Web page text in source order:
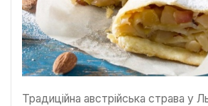
Традиційна австрійська страва у